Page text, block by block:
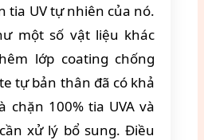
tia UV tự nhiên của nó.
một số vật liệu khác
lớp coating chống
tự bản thân đã có khả
chặn 100% tia UVA và
xử lý bổ sung. Điều